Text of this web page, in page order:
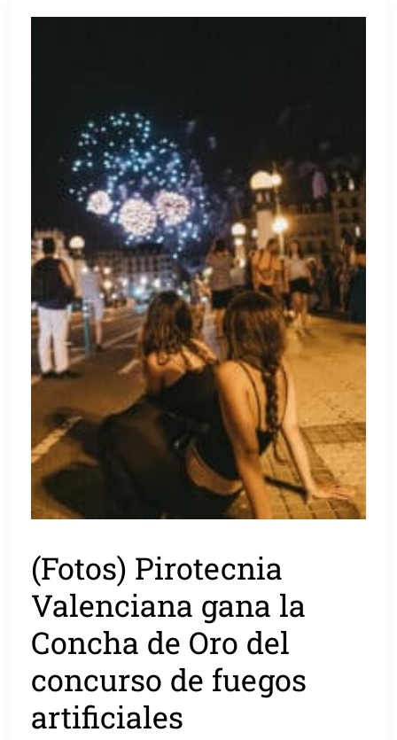
(Fotos) Pirotecnia
Valenciana gana la
Concha de Oro del
concurso de fuegos
artificiales